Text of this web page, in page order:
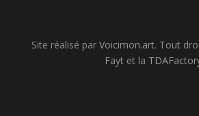
Site réalisé parVoicimon.art. Tout
Fayt et la